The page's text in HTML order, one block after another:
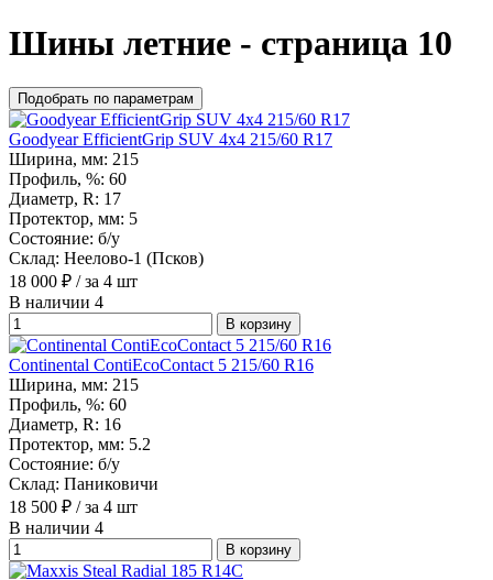
Шины летние - страница 10
Подобрать по параметрам
Goodyear EfficientGrip SUV 4x4 215/60 R17
Ширина, мм: 215
Профиль, %: 60
Диаметр, R: 17
Протектор, мм: 5
Состояние: б/у
Склад: Неелово-1 (Псков)
18 000 ₽ / за 4 шт
В наличии 4
В корзину
Continental ContiEcoContact 5 215/60 R16
Ширина, мм: 215
Профиль, %: 60
Диаметр, R: 16
Протектор, мм: 5.2
Состояние: б/у
Склад: Паниковичи
18 500 ₽ / за 4 шт
В наличии 4
В корзину